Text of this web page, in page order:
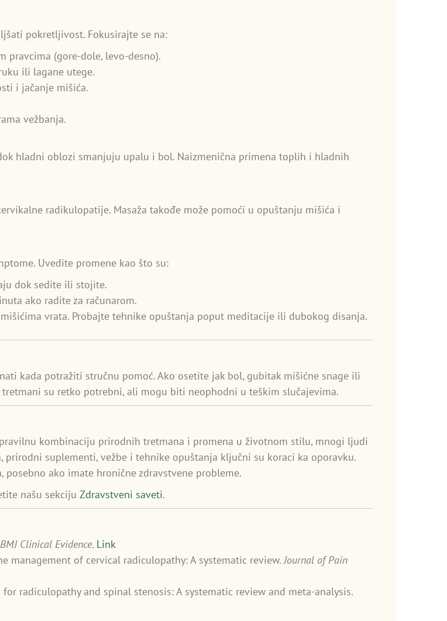
pokretljivost. Fokusirajte se na:
pravcima (gore-dole, levo-desno).
ili lagane utege.
i jačanje mišića.
vežbanja.
hladni oblozi smanjuju upalu i bol. Naizmenična primena toplih i hladnih
radikulopatije. Masaža takođe može pomoći u opuštanju mišića i
Uvedite promene kao što su:
dok sedite ili stojite.
ako radite za računarom.
vrata. Probajte tehnike opuštanja poput meditacije ili dubokog disanja.
kada potražiti stručnu pomoć. Ako osetite jak bol, gubitak mišićne snage ili
su retko potrebni, ali mogu biti neophodni u teškim slučajevima.
kombinaciju prirodnih tretmana i promena u životnom stilu, mnogi ljudi
suplementi, vežbe i tehnike opuštanja ključni su koraci ka oporavku.
ako imate hronične zdravstvene probleme.
našu sekciju Zdravstveni saveti.
BMJ Clinical Evidence. Link
management of cervical radiculopathy: A systematic review.Journal of Pain
radiculopathy and spinal stenosis: A systematic review and meta-analysis.